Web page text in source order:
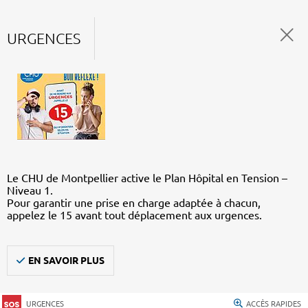
URGENCES
Le CHU de Montpellier active le Plan Hôpital en Tension –
Niveau 1.
Pour garantir une prise en charge adaptée à chacun,
appelez le 15 avant tout déplacement aux urgences.
EN SAVOIR PLUS
URGENCES ACCÈS RAPIDES